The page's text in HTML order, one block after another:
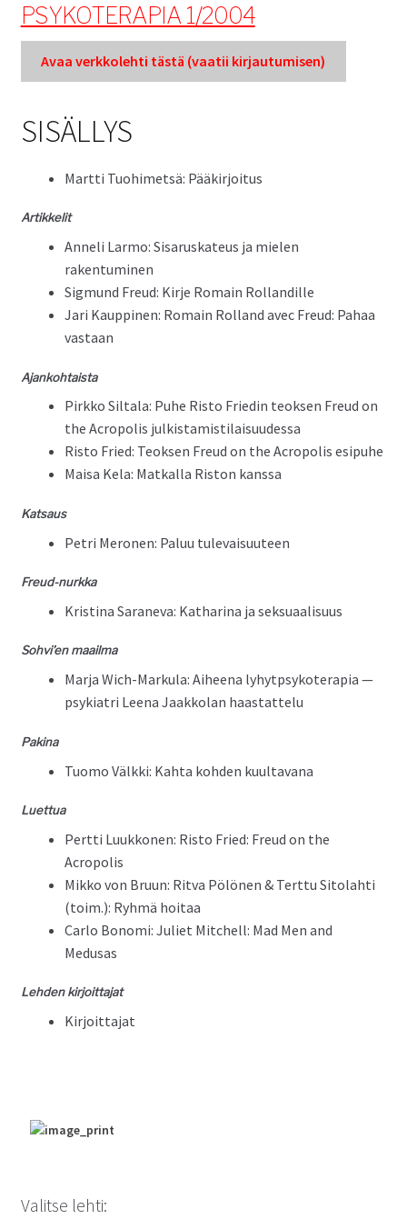
PSYKOTERAPIA 1/2004
Avaa verkkole­hti tästä (vaatii kir­jau­tu­misen)
SISÄLLYS
Mart­ti Tuo­himet­sä: Pääkirjoitus
Artikke­lit
Anneli Lar­mo: Sis­aruska­teus ja mie­len
rakentuminen
Sig­mund Freud: Kir­je Romain Rollandille
Jari Kaup­pinen: Romain Rol­land avec Freud: Pahaa
vastaan
Ajanko­htaista
Pirkko Sil­ta­la: Puhe Ris­to Friedin teok­sen Freud on
the Acrop­o­lis julkistamistilaisuudessa
Ris­to Fried: Teok­sen Freud on the Acrop­o­lis esipuhe
Maisa Kela: Matkalla Ris­ton kanssa
Kat­saus
Petri Mero­nen: Paluu tulevaisuuteen
Freud-nurk­ka
Kristi­na Sarane­va: Katha­ri­na ja seksuaalisuus
Sohvi’en maail­ma
Mar­ja Wich-Marku­la: Aiheena lyhytp­sykoter­apia —
psyki­a­tri Leena Jaakkolan haastattelu
Pak­i­na
Tuo­mo Välk­ki: Kah­ta kohden kuultavana
Luet­tua
Pert­ti Luukko­nen: Ris­to Fried: Freud on the
Acropolis
Mikko von Bru­un: Rit­va Pölö­nen & Tert­tu Sito­lahti
(toim.): Ryh­mä hoitaa
Car­lo Bono­mi: Juli­et Mitchell: Mad Men and
Medusas
Lehden kir­joit­ta­jat
Kir­joit­ta­jat
Valitse lehti: